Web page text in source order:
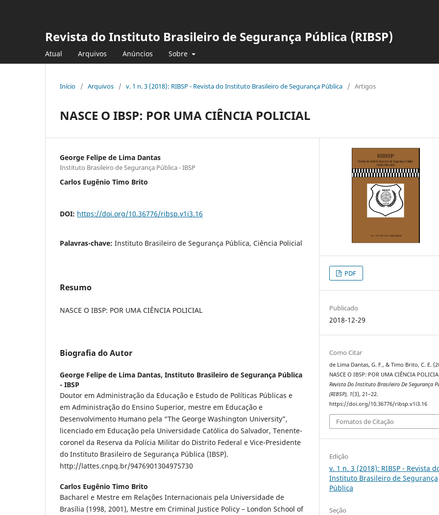
Revista do Instituto Brasileiro de Segurança Pública (RIBSP)
Atual Arquivos Anúncios Sobre
Início / Arquivos / v. 1 n. 3 (2018): RIBSP - Revista do Instituto Brasileiro de Segurança Pública / Artigos
NASCE O IBSP: POR UMA CIÊNCIA POLICIAL
George Felipe de Lima Dantas
Instituto Brasileiro de Segurança Pública - IBSP
Carlos Eugênio Timo Brito
DOI: https://doi.org/10.36776/ribsp.v1i3.16
Palavras-chave: Instituto Brasileiro de Segurança Pública, Ciência Policial
Resumo
NASCE O IBSP: POR UMA CIÊNCIA POLICIAL
Biografia do Autor
George Felipe de Lima Dantas, Instituto Brasileiro de Segurança Pública
- IBSP
Doutor em Administração da Educação e Estudo de Políticas Públicas e
em Administração do Ensino Superior, mestre em Educação e
Desenvolvimento Humano pela “The George Washington University”,
licenciado em Educação pela Universidade Católica do Salvador, Tenente-
coronel da Reserva da Polícia Militar do Distrito Federal e Vice-Presidente
do Instituto Brasileiro de Segurança Pública (IBSP).
http://lattes.cnpq.br/9476901304975730
Carlos Eugênio Timo Brito
Bacharel e Mestre em Relações Internacionais pela Universidade de
Brasília (1998, 2001), Mestre em Criminal Justice Policy – London School of
PDF
Publicado
2018-12-29
Como Citar
de Lima Dantas, G. F., & Timo Brito, C. E.
NASCE O IBSP: POR UMA CIÊNCIA
Revista Do Instituto Brasileiro De Segurança
(RIBSP), 1(3), 21–22.
https://doi.org/10.36776/ribsp.v1i3.16
Fomatos de Citação
Edição
v. 1 n. 3 (2018): RIBSP - Revista
Instituto Brasileiro de Segurança
Pública
Seção